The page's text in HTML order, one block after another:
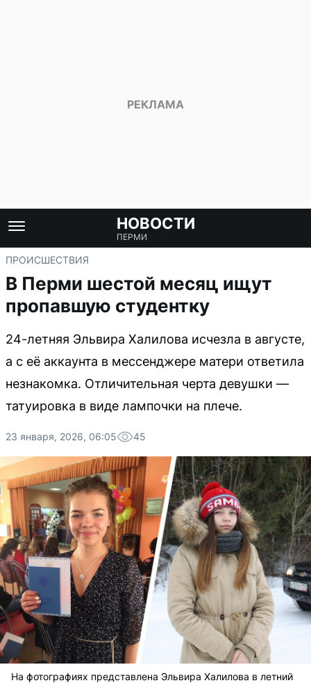
НОВОСТИ
ПЕРМИ
ПРОИСШЕСТВИЯ
В Перми шестой месяц ищут
пропавшую студентку
24-летняя Эльвира Халилова исчезла в августе,
а с её аккаунта в мессенджере матери ответила
незнакомка. Отличительная черта девушки —
татуировка в виде лампочки на плече.
23 января, 2026, 06:05 45
На фотографиях представлена Эльвира Халилова в летний